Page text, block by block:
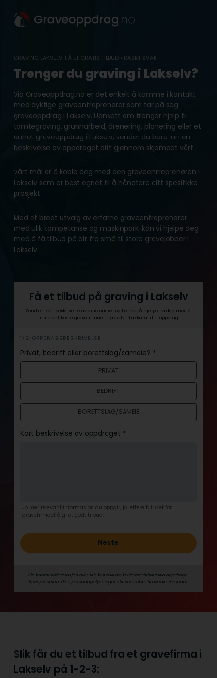
content
GRAVING LAKSELV: FÅ ET GRATIS TILBUD • RASKT SVAR
Trenger du graving i Lakselv?
Via Graveoppdrag.no er det enkelt å komme i kontakt
med dyktige graveentreprenører som tar på seg
graveoppdrag i Lakselv. Uansett om trenger hjelp til
tomtegraving, grunnarbeid, drenering, planering eller et
annet graveoppdrag i Lakselv, sender du bare inn en
beskrivelse av oppdraget ditt gjennom skjemaet vårt.
Vårt mål er å koble deg med den graveentreprenøren i
Lakselv som er best egnet til å håndtere ditt spesifikke
prosjekt.
Med et bredt utvalg av erfarne graveentreprenører
med ulik kompetanse og maskinpark, kan vi hjelpe deg
med å få tilbud på alt fra små til store gravejobber i
Lakselv.
Få et tilbud på graving i Lakselv
Send en kort beskrivelse av dine ønsker og behov, så hjelper vi deg med å
finne det beste gravefirmaet i Lakselv til akkurat ditt oppdrag.
h
e
r
1/2: OPPDRAGSBESKRIVELSE
Privat, bedrift eller borettslag/sameie? *
PRIVAT
BEDRIFT
BORETTSLAG/SAMEIE
Kort beskrivelse av oppdraget *
Jo mer relevant informasjon du oppgir, jo lettere blir det for
gravefirmaet å gi et godt tilbud.
Neste
Din kontaktinformasjon blir utelukkende brukt i forbindelse med oppdrags­
forespørselen. Dine person­­opplysninger utleveres ikke til uvedkommende.
Slik får du et tilbud fra et gravefirma i
Lakselv på 1-2-3: